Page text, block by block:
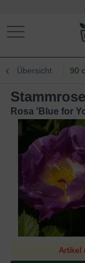
Übersicht 90
Rosa 'Blue for
Artikel